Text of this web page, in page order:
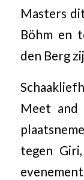
Masters
Böhm en
den Berg
Meet
tegen